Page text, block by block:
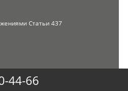
Статьи 437
44-66